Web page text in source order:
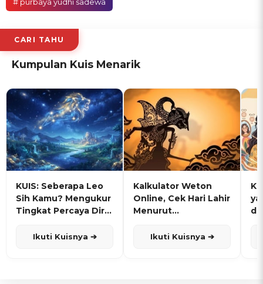
CARI TAHU
Kumpulan Kuis Menarik
KUIS: Seberapa Leo
Sih Kamu? Mengukur
Tingkat Percaya Diri
Ikuti Kuisnya ➔
Kalkulator Weton
Online, Cek Hari Lahir
Menurut
Ikuti Kuisnya ➔